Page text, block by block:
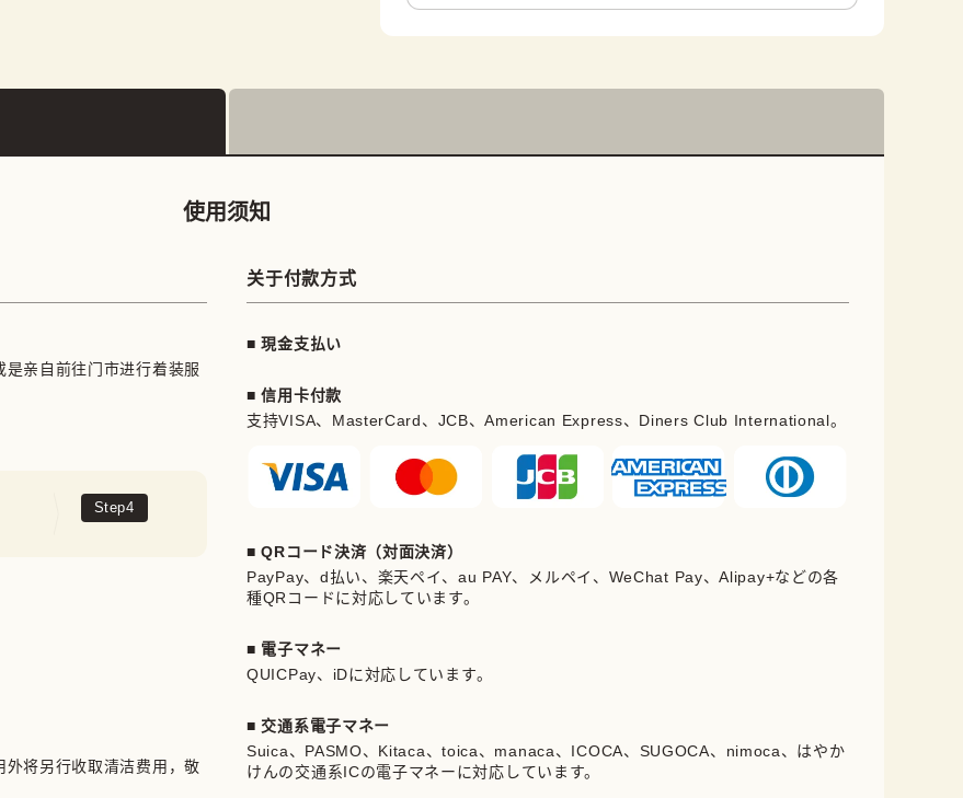
使用须知
亲自前往门市进行着装服
Step4
将另行收取清洁费用，敬
关于付款方式
■ 現金支払い
■ 信用卡付款
支持VISA、MasterCard、JCB、American Express、Diners Club International。
■ QRコード決済（対面決済）
PayPay、d払い、楽天ペイ、au PAY、メルペイ、WeChat Pay、Alipay+などの各
種QRコードに対応しています。
■ 電子マネー
QUICPay、iDに対応しています。
■ 交通系電子マネー
Suica、PASMO、Kitaca、toica、manaca、ICOCA、SUGOCA、nimoca、はやか
けんの交通系ICの電子マネーに対応しています。